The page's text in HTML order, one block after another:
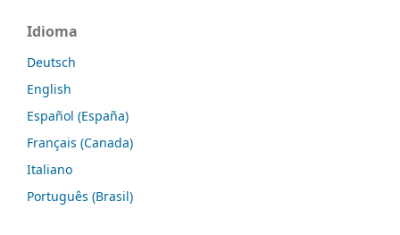
Idioma
Deutsch
English
Español (España)
Français (Canada)
Italiano
Português (Brasil)